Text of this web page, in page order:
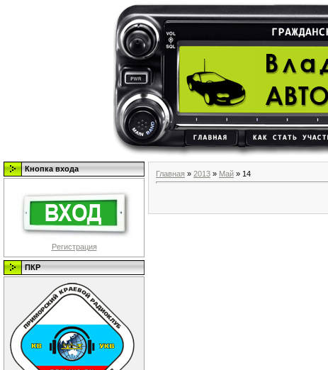
Кнопка входа
Регистрация
ПКР
Главная » 2013 » Май » 14